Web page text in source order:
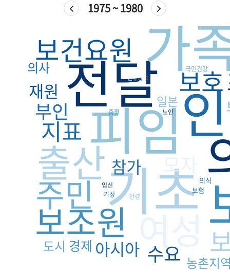
1975 ~ 1980
기초
전달가
피임
출산
여성
보조원
주민
보건요원
보호
지표
모자
수요
부인
아시아
참가
재원
경제
도시
농촌지
의사
일본
보험
의식
가정
노인
국민건강
환경
임신
중절
인구정책